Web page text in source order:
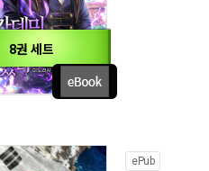
8권 세트
ePub